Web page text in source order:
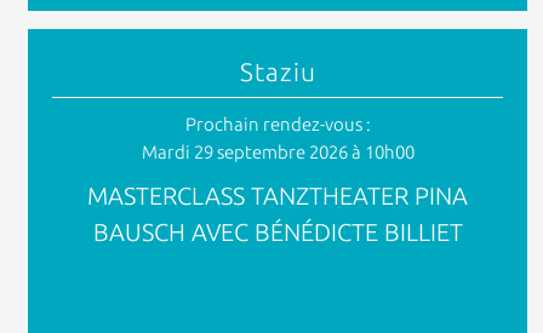
Staziu
Prochain rendez-vous :
Mardi 29 septembre 2026 à 10h00
MASTERCLASS TANZTHEATER PINA
BAUSCH AVEC BÉNÉDICTE BILLIET